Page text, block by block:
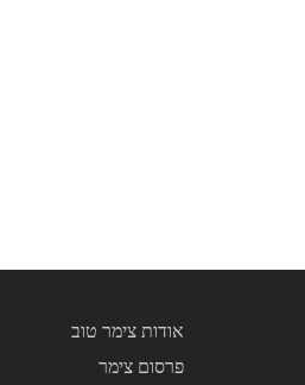
אודות צימר טוב
פרסום צימר